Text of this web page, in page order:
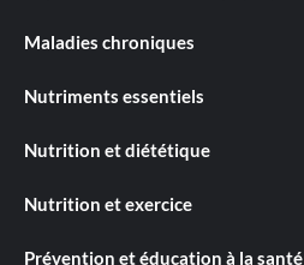
Maladies chroniques
Nutriments essentiels
Nutrition et diététique
Nutrition et exercice
Prévention et éducation à la santé